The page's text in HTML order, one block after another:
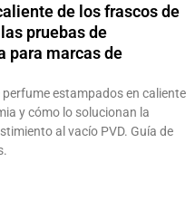
de los frascos de
pruebas de
para marcas de
estampados en caliente
y cómo lo solucionan la
al vacío PVD. Guía de